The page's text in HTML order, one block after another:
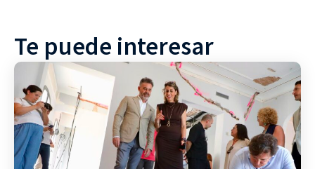
Te puede interesar